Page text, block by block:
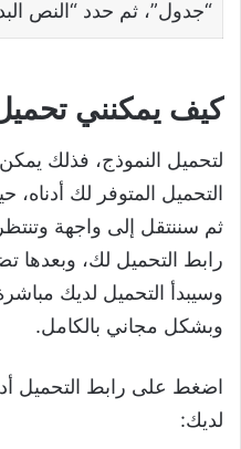
“جدول”، ثم حدد “النص
كيف يمكنني
لتحميل النموذج، فذلك
التحميل المتوفر لك
ثم سننتقل إلى واجهة
رابط التحميل لك، وبعدها
وسيبدأ التحميل لديك
وبشكل مجاني بالكامل.
اضغط على رابط التحميل
لديك: